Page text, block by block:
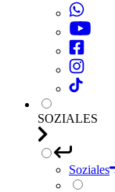
SOZIALES
Soziales